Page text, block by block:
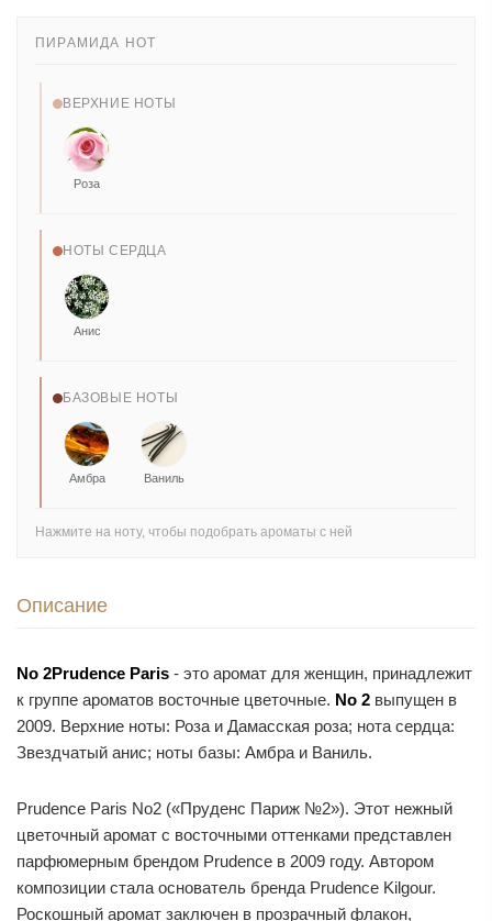
ПИРАМИДА НОТ
ВЕРХНИЕ НОТЫ
Роза
НОТЫ СЕРДЦА
Анис
БАЗОВЫЕ НОТЫ
Амбра Ваниль
Нажмите на ноту, чтобы подобрать ароматы с ней
Описание
No 2Prudence Paris - это аромат для женщин, принадлежит
к группе ароматов восточные цветочные. No 2 выпущен в
2009. Верхние ноты: Роза и Дамасская роза; нота сердца:
Звездчатый анис; ноты базы: Амбра и Ваниль.
Prudence Paris No2 («Пруденс Париж №2»). Этот нежный
цветочный аромат с восточными оттенками представлен
парфюмерным брендом Prudence в 2009 году. Автором
композиции стала основатель бренда Prudence Kilgour.
Роскошный аромат заключен в прозрачный флакон,